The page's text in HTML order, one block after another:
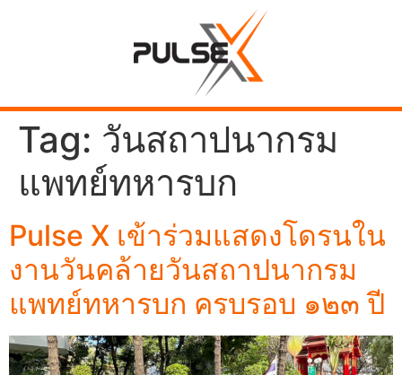
Tag: วันสถาปนากรม
แพทย์ทหารบก
Pulse X เข้าร่วมแสดงโดรนใน
งานวันคล้ายวันสถาปนากรม
แพทย์ทหารบก ครบรอบ ๑๒๓ ปี